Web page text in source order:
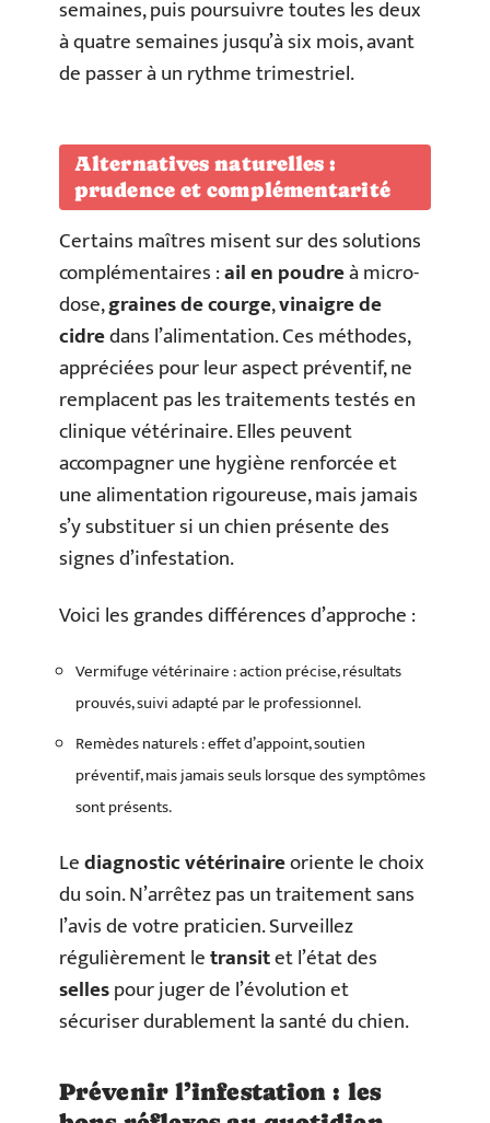
semaines, puis poursuivre toutes les deux
à quatre semaines jusqu’à six mois, avant
de passer à un rythme trimestriel.
Alternatives naturelles :
prudence et complémentarité
Certains maîtres misent sur des solutions
complémentaires :ail en poudreà micro-
dose,graines de courge,vinaigre de
cidredans l’alimentation. Ces méthodes,
appréciées pour leur aspect préventif, ne
remplacent pas les traitements testés en
clinique vétérinaire. Elles peuvent
accompagner une hygiène renforcée et
une alimentation rigoureuse, mais jamais
s’y substituer si un chien présente des
signes d’infestation.
Voici les grandes différences d’approche :
Vermifuge vétérinaire : action précise, résultats
prouvés, suivi adapté par le professionnel.
Remèdes naturels : effet d’appoint, soutien
préventif, mais jamais seuls lorsque des symptômes
sont présents.
Lediagnostic vétérinaireoriente le choix
du soin. N’arrêtez pas un traitement sans
l’avis de votre praticien. Surveillez
régulièrement letransitet l’état des
sellespour juger de l’évolution et
sécuriser durablement la santé du chien.
Prévenir l’infestation : les